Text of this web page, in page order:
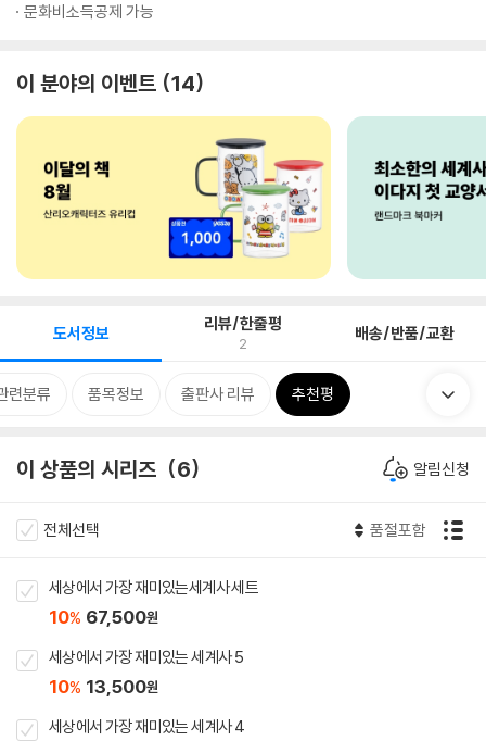
문화비소득공제 가능
이 분야의 이벤트 14
도서정보 리뷰/한줄평
2 배송/반품/교환
련분류 품목정보 출판사 리뷰 추천평
이 상품의 시리즈 6 알림신청
전체선택 품절포함
세상에서 가장 재미있는세계사 세트
10% 67,500원
세상에서 가장 재미있는 세계사 5
10% 13,500원
세상에서 가장 재미있는 세계사 4